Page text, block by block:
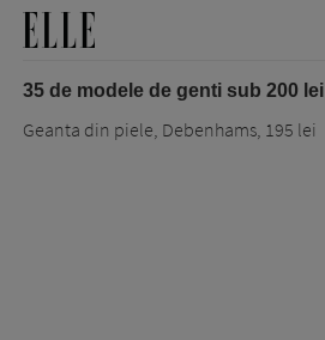
35 de modele de genti sub 200 lei
Geanta din piele, Debenhams, 195 lei